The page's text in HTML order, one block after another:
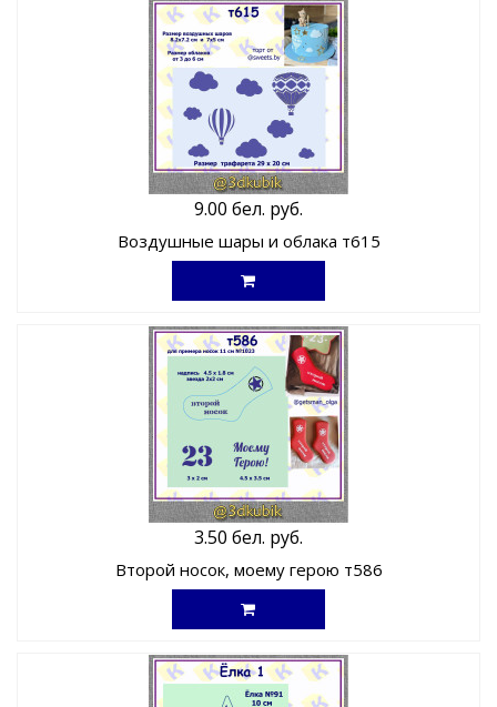
9.00 бел. руб.
Воздушные шары и облака т615
3.50 бел. руб.
Второй носок, моему герою т586